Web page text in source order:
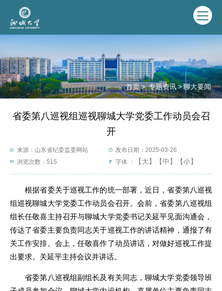
首页 > 专题资讯>聊大要闻
省委第八巡视组巡视聊城大学党委工作动员会召
开
来源：山东省纪委监委网站
发布日期：2025-03-26
浏览次数：515 字体 ： 【大】 【中】 【小】
根据省委关于巡视工作的统一部署，近日，省委第八巡视
组巡视聊城大学党委工作动员会召开。会前，省委第八巡视组
组长任敬喜主持召开与聊城大学党委书记关延平见面沟通会，
传达了省委主要负责同志关于巡视工作的讲话精神，通报了有
关工作安排。会上，任敬喜作了动员讲话，对做好巡视工作提
出要求。关延平主持会议并讲话。
省委第八巡视组副组长及有关同志，聊城大学党委领导班